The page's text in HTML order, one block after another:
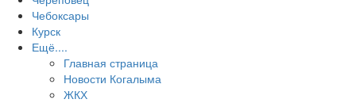
Чебоксары
Курск
Ещё....
Главная страница
Новости Когалыма
ЖКХ